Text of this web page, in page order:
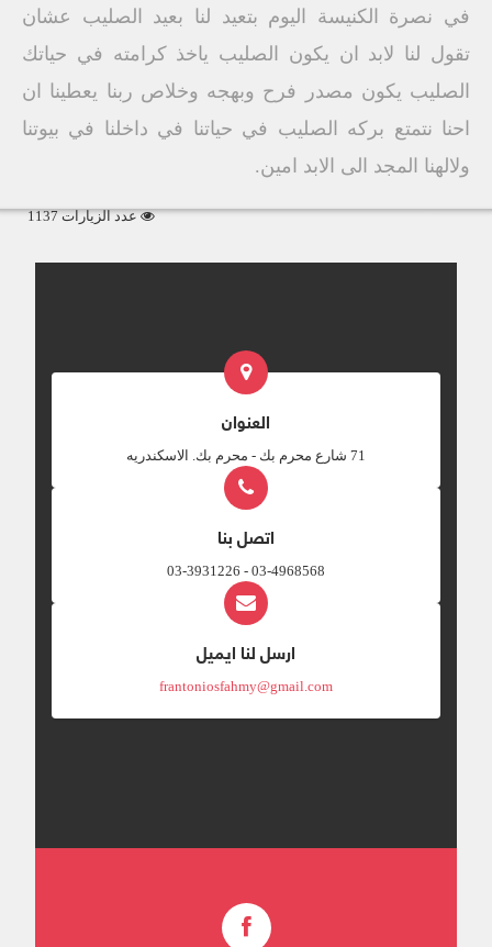
في نصرة الكنيسة اليوم بتعيد لنا بعيد الصليب عشان
تقول لنا لابد ان يكون الصليب ياخذ كرامته في حياتك
الصليب يكون مصدر فرح وبهجه وخلاص ربنا يعطينا ان
احنا نتمتع بركه الصليب في حياتنا في داخلنا في بيوتنا
ولالهنا المجد الى الابد امين.
عدد الزيارات 1137
العنوان
‎71 شارع محرم بك - محرم بك. الاسكندريه
اتصل بنا
03-4968568 - 03-3931226
ارسل لنا ايميل
frantoniosfahmy@gmail.com